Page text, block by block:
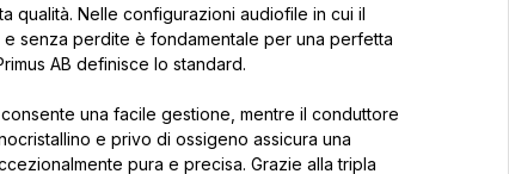
qualità. Nelle configurazioni audiofile in cui il
senza perdite è fondamentale per una perfetta
AB definisce lo standard.
una facile gestione, mentre il conduttore
e privo di ossigeno assicura una
pura e precisa. Grazie alla tripla